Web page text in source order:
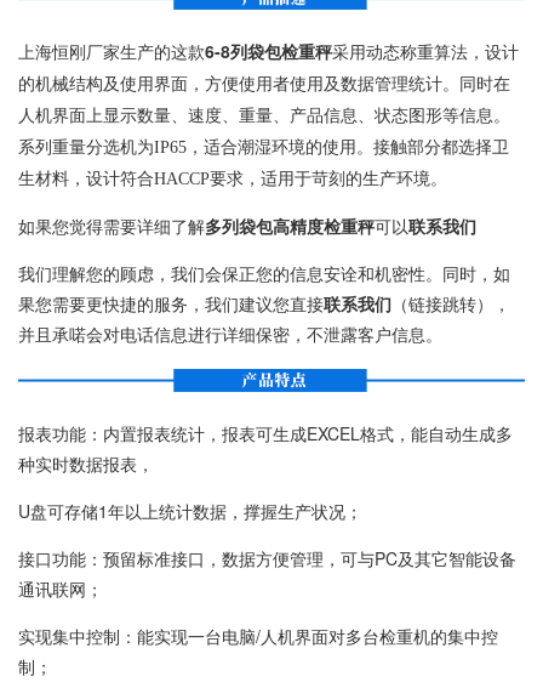
上海恒刚厂家生产的这款6-8列袋包检重秤采用动态称重算法，设计
的机械结构及使用界面，方便使用者使用及数据管理统计。同时在
人机界面上显示数量、速度、重量、产品信息、状态图形等信息。
系列重量分选机为IP65，适合潮湿环境的使用。接触部分都选择卫
生材料，设计符合HACCP要求，适用于苛刻的生产环境。
如果您觉得需要详细了解多列袋包高精度检重秤可以联系我们
我们理解您的顾虑，我们会保正您的信息安诠和机密性。同时，如
果您需要更快捷的服务，我们建议您直接联系我们 （链接跳转），
并且承喏会对电话信息进行详细保密，不泄露客户信息。
报表功能：内置报表统计，报表可生成EXCEL格式，能自动生成多
种实时数据报表，
U盘可存储1年以上统计数据，撑握生产状况；
接口功能：预留标准接口，数据方便管理，可与PC及其它智能设备
通讯联网；
实现集中控制：能实现一台电脑/人机界面对多台检重机的集中控
制；